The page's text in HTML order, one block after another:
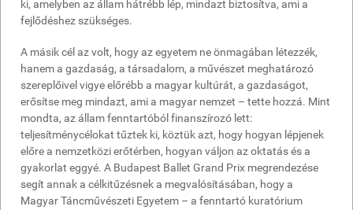
ki, amelyben az állam hátrébb lép, mindazt biztosítva, ami a
fejlődéshez szükséges.
A másik cél az volt, hogy az egyetem ne önmagában létezzék,
hanem a gazdaság, a társadalom, a művészet meghatározó
szereplőivel vigye előrébb a magyar kultúrát, a gazdaságot,
erősítse meg mindazt, ami a magyar nemzet – tette hozzá. Mint
mondta, az állam fenntartóból finanszírozó lett:
teljesítménycélokat tűztek ki, köztük azt, hogy hogyan lépjenek
előre a nemzetközi erőtérben, hogyan váljon az oktatás és a
gyakorlat eggyé. A Budapest Ballet Grand Prix megrendezése
segít annak a célkitűzésnek a megvalósításában, hogy a
Magyar Táncművészeti Egyetem – a fenntartó kuratórium